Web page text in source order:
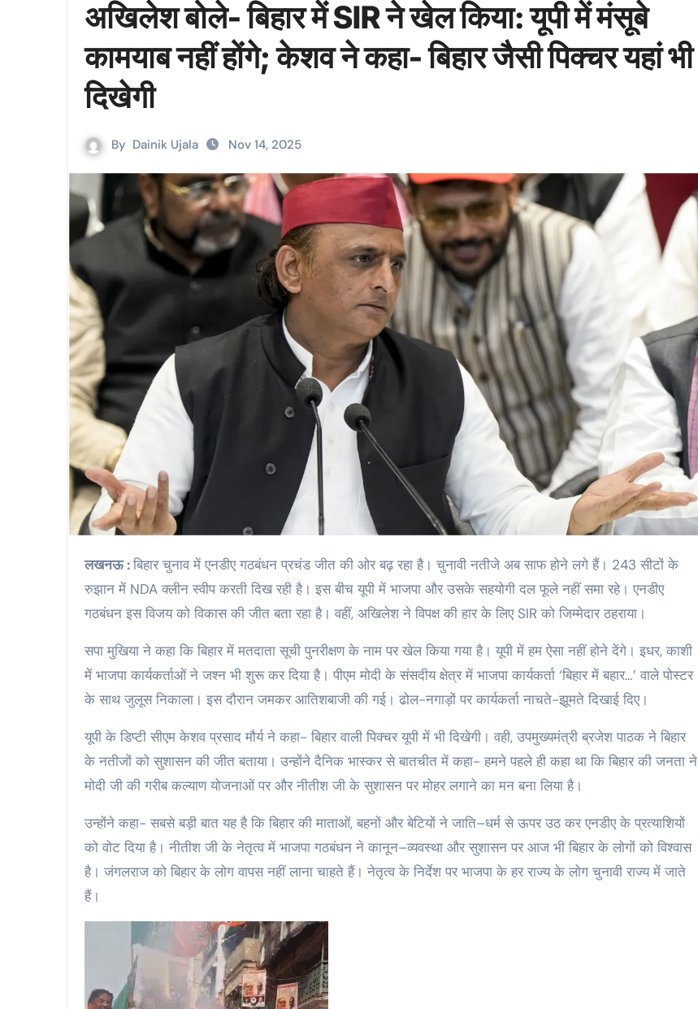
अखिलेश बोले- बिहार में SIR ने खेल किया: यूपी में मंसूबे
कामयाब नहीं होंगे; केशव ने कहा- बिहार जैसी पिक्चर यहां भी
दिखेगी
By Dainik Ujala Nov 14, 2025
लखनऊ :बिहार चुनाव में एनडीए गठबंधन प्रचंड जीत की ओर बढ़ रहा है। चुनावी नतीजे अब साफ होने लगे हैं। 243 सीटों के
रुझान में NDA क्लीन स्वीप करती दिख रही है। इस बीच यूपी में भाजपा और उसके सहयोगी दल फूले नहीं समा रहे। एनडीए
गठबंधन इस विजय को विकास की जीत बता रहा है। वहीं, अखिलेश ने विपक्ष की हार के लिए SIR को जिम्मेदार ठहराया।
सपा मुखिया ने कहा कि बिहार में मतदाता सूची पुनरीक्षण के नाम पर खेल किया गया है। यूपी में हम ऐसा नहीं होने देंगे। इधर, काशी
में भाजपा कार्यकर्ताओं ने जश्न भी शुरू कर दिया है। पीएम मोदी के संसदीय क्षेत्र में भाजपा कार्यकर्ता ‘बिहार में बहार…’ वाले पोस्टर
के साथ जुलूस निकाला। इस दौरान जमकर आतिशबाजी की गई। ढोल-नगाड़ों पर कार्यकर्ता नाचते-झूमते दिखाई दिए।
यूपी के डिप्टी सीएम केशव प्रसाद मौर्य ने कहा- बिहार वाली पिक्चर यूपी में भी दिखेगी। वही, उपमुख्यमंत्री ब्रजेश पाठक ने बिहार
के नतीजों को सुशासन की जीत बताया। उन्होंने दैनिक भास्कर से बातचीत में कहा- हमने पहले ही कहा था कि बिहार की जनता ने
मोदी जी की गरीब कल्याण योजनाओं पर और नीतीश जी के सुशासन पर मोहर लगाने का मन बना लिया है।
उन्होंने कहा- सबसे बड़ी बात यह है कि बिहार की माताओं, बहनों और बेटियों ने जाति–धर्म से ऊपर उठ कर एनडीए के प्रत्याशियों
को वोट दिया है। नीतीश जी के नेतृत्व में भाजपा गठबंधन ने कानून–व्यवस्था और सुशासन पर आज भी बिहार के लोगों को विश्वास
है। जंगलराज को बिहार के लोग वापस नहीं लाना चाहते हैं। नेतृत्व के निर्देश पर भाजपा के हर राज्य के लोग चुनावी राज्य में जाते
हैं।